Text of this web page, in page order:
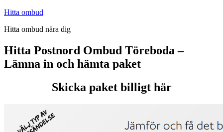
Hoppa
innehåll
Hitta ombud
Hitta ombud nära dig
Hitta Postnord Ombud Töreboda –
Lämna in och hämta paket
Skicka paket billigt här